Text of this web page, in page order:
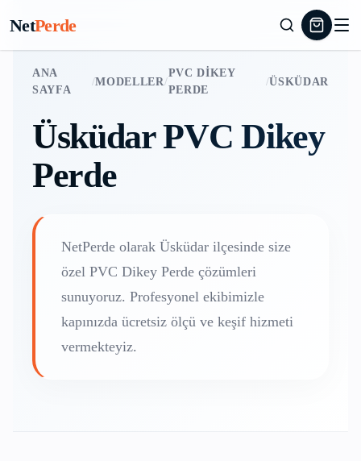
NetPerde
ANA
SAYFA
/MODELLER/
PVC DIKEY
PERDE
/ÜSKÜDAR
ÜsküdarPVC Dikey
Perde
NetPerde olarak Üsküdar ilçesinde size
özel PVC Dikey Perde çözümleri
sunuyoruz. Profesyonel ekibimizle
kapınızda ücretsiz ölçü ve keşif hizmeti
vermekteyiz.